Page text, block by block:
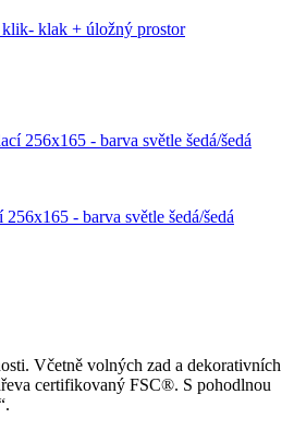
klik- klak + úložný prostor
- barva světle šedá/šedá
Včetně volných zad a dekorativních
certifikovaný FSC®. S pohodlnou